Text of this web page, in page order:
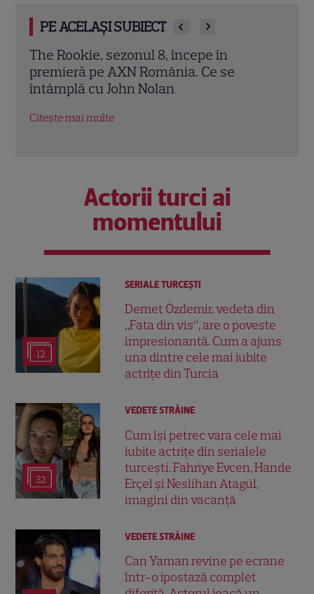
PE ACELAȘI SUBIECT
„Maria și Mustafa” revine la Happy
Channel: Tot ce trebuie să știi despre
povestea de dragoste filmată în
Actorii turci ai
momentului
12
SERIALE TURCEŞTI
Demet Özdemir, vedeta din
„Fata din vis”, are o poveste
impresionantă. Cum a ajuns
una dintre cele mai iubite
actrițe din Turcia
32
VEDETE STRĂINE
Cum își petrec vara cele mai
iubite actrițe din serialele
turcești. Fahriye Evcen, Hande
Erçel și Neslihan Atagül,
imagini din vacanță
VEDETE STRĂINE
Can Yaman revine pe ecrane
într-o ipostază complet